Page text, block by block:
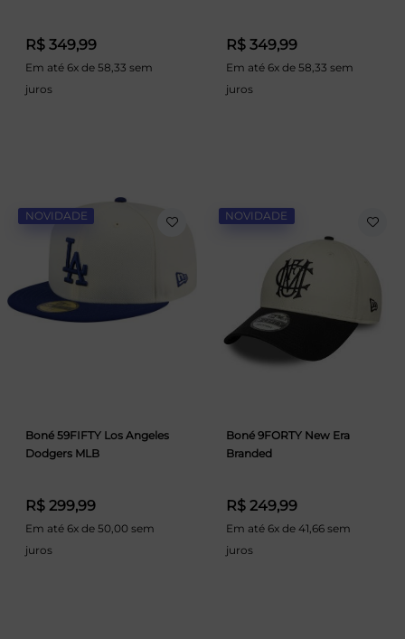
R$ 349,99
Em até 6x de 58,33 sem
juros
R$ 349,99
Em até 6x de 58,33 sem
juros
NOVIDADE
Boné 59FIFTY Los Angeles
Dodgers MLB
R$ 299,99
Em até 6x de 50,00 sem
juros
NOVIDADE
Boné 9FORTY New Era
Branded
R$ 249,99
Em até 6x de 41,66 sem
juros